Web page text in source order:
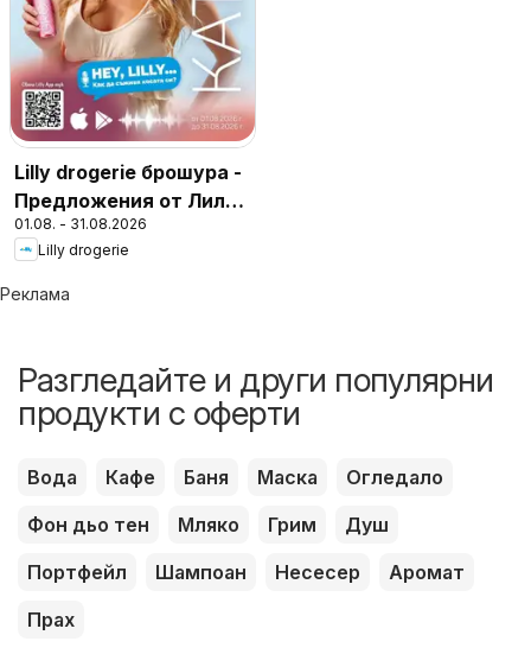
Lilly drogerie брошура -
Предложения от Лили
Дрогерие
01.08. - 31.08.2026
Lilly drogerie
Реклама
Разгледайте и други популярни
продукти с оферти
Вода Кафе Баня Маска
Огледало
Фон дьо тен
Мляко Грим
Душ
Портфейл
Шампоан Несесер
Аромат
Прах